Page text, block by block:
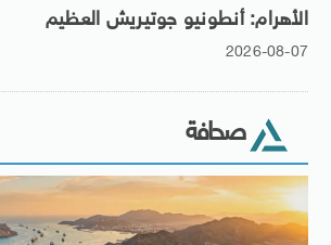
الأهرام: أنطونيو جوتيريش العظيم
2026-08-07
صحافة